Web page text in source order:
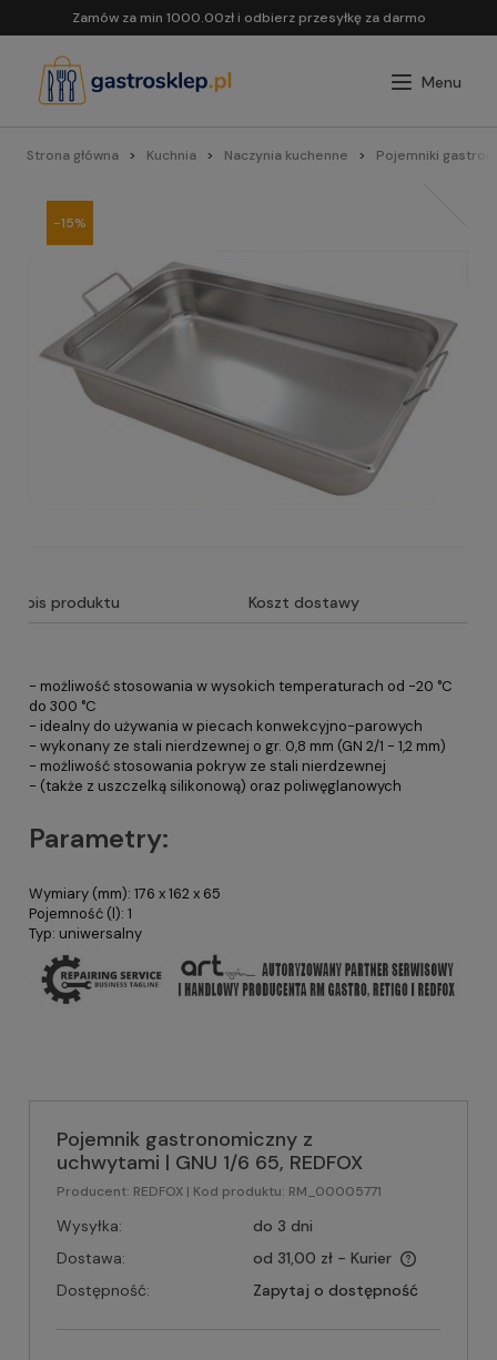
Zamów za min 1000.00zł i odbierz przesyłkę za darmo
Strona główna Kuchnia Naczynia kuchenne Pojemniki
-15%
Opis produktu Koszt dostawy
- możliwość stosowania w wysokich temperaturach od -20 °C
do 300 °C
- idealny do używania w piecach konwekcyjno-parowych
- wykonany ze stali nierdzewnej o gr. 0,8 mm (GN 2/1 - 1,2 mm)
- możliwość stosowania pokryw ze stali nierdzewnej
- (także z uszczelką silikonową) oraz poliwęglanowych
Parametry:
Wymiary (mm): 176 x 162 x 65
Pojemność (l): 1
Typ: uniwersalny
Pojemnik gastronomiczny z
uchwytami | GNU 1/6 65, REDFOX
Producent: REDFOX | Kod produktu: RM_00005771
Wysyłka:
do 3 dni
Dostawa:
od 31,00 zł - Kurier
Dostępność:
Zapytaj o dostępność